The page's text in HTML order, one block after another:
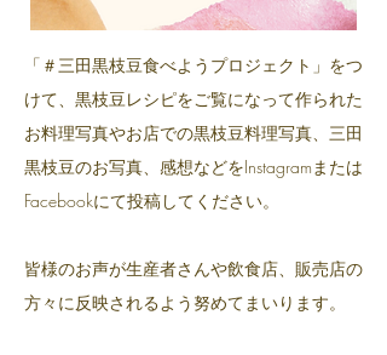
​「＃三田黒枝豆食べようプロジェクト」をつ
けて、黒枝豆レシピをご覧になって作られた
お料理写真やお店での黒枝豆料理写真、三田
黒枝豆のお写真、感想などをInstagramまたは
Facebookにて投稿してください。
​皆様のお声が生産者さんや飲食店、販売店の
方々に反映されるよう努めてまいります。